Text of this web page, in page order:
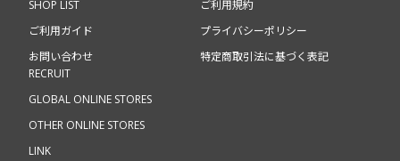
SHOP LIST
ご利用ガイド
お問い合わせ
ご利用規約
プライバシーポリシー
特定商取引法に基づく表記
RECRUIT
GLOBAL ONLINE STORES
OTHER ONLINE STORES
LINK